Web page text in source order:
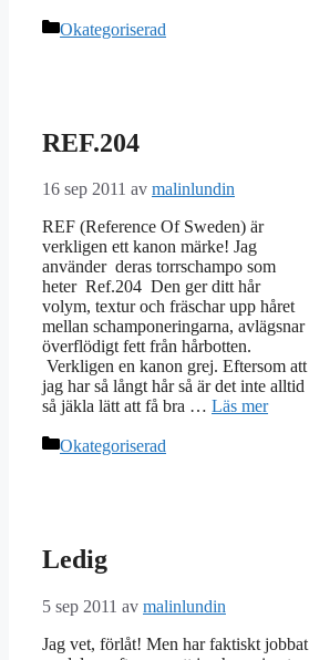
Kategorier
Okategoriserad
REF.204
16 sep 2011 av malinlundin
REF (Reference Of Sweden) är
verkligen ett kanon märke! Jag
använder deras torrschampo som
heter Ref.204 Den ger ditt hår
volym, textur och fräschar upp håret
mellan schamponeringarna, avlägsnar
överflödigt fett från hårbotten.
Verkligen en kanon grej. Eftersom att
jag har så långt hår så är det inte alltid
så jäkla lätt att få bra … Läs mer
Kategorier
Okategoriserad
Ledig
5 sep 2011 av malinlundin
Jag vet, förlåt! Men har faktiskt jobbat